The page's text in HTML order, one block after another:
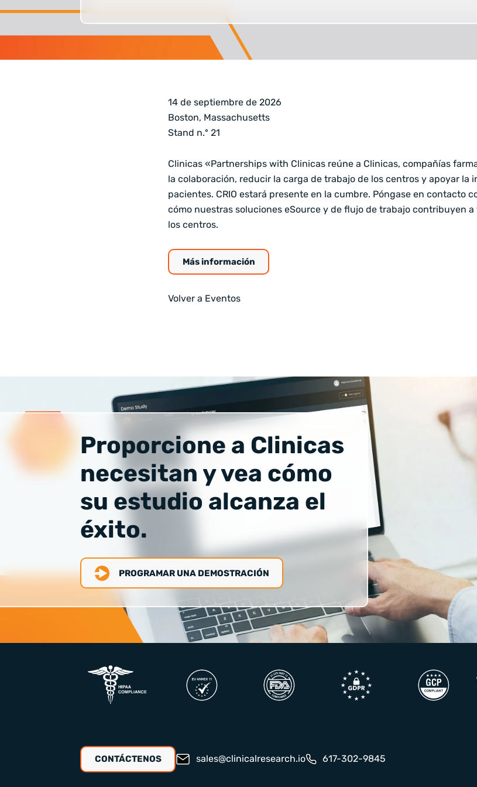
14 de septiembre de 2026
Boston, Massachusetts
Stand n.º 21
Clinicas «Partnerships with Clinicas reúne a Clinicas, compañías
la colaboración, reducir la carga de trabajo de los centros y apoyar la
pacientes. CRIO estará presente en la cumbre. Póngase en contacto
cómo nuestras soluciones eSource y de flujo de trabajo contribuyen
los centros.
Más información
Volver a Eventos
Proporcione a Clinicas
necesitan y vea cómo
su estudio alcanza el
éxito.
PROGRAMAR UNA DEMOSTRACIÓN
CONTÁCTENOS sales@clinicalresearch.io 617-302-9845